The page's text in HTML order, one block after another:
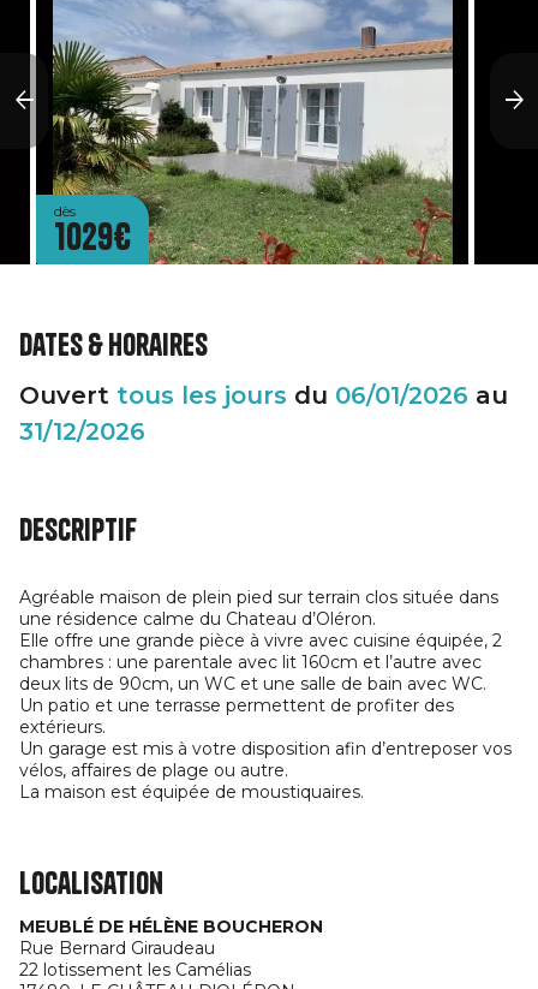
dès
1029€
Dates & horaires
Ouvert tous les jours du 06/01/2026 au
31/12/2026
Descriptif
Agréable maison de plein pied sur terrain clos située dans
une résidence calme du Chateau d’Oléron.
Elle offre une grande pièce à vivre avec cuisine équipée, 2
chambres : une parentale avec lit 160cm et l’autre avec
deux lits de 90cm, un WC et une salle de bain avec WC.
Un patio et une terrasse permettent de profiter des
extérieurs.
Un garage est mis à votre disposition afin d’entreposer vos
vélos, affaires de plage ou autre.
La maison est équipée de moustiquaires.
Localisation
MEUBLÉ DE HÉLÈNE BOUCHERON
Rue Bernard Giraudeau
22 lotissement les Camélias